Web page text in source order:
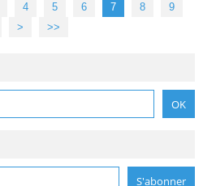
4 5 6 7 8
9
20
30
40
50
60
> >>